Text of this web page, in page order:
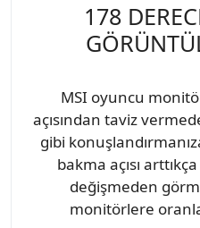
178
MSI oyuncu
açısından taviz
gibi
bakma açısı
değişmeden
monitörlere